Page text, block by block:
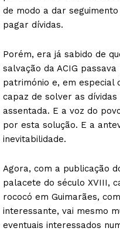
de modo a dar
pagar dívidas.
Porém, era já sabido de
salvação da ACIG
património e, em especial
capaz de solver as
assentada. E a voz do
por esta solução. E a
inevitabilidade.
Agora, com a publicação
palacete do século XVIII,
rococó em Guimarães,
interessante, vai mesmo
eventuais interessados